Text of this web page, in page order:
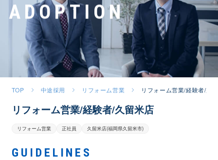
ADOPTION
TOP 中途採用 リフォーム営業 リフォーム営業/経験者/久
リフォーム営業/経験者/久留米店
リフォーム営業 正社員 久留米店(福岡県久留米市)
GUIDELINES